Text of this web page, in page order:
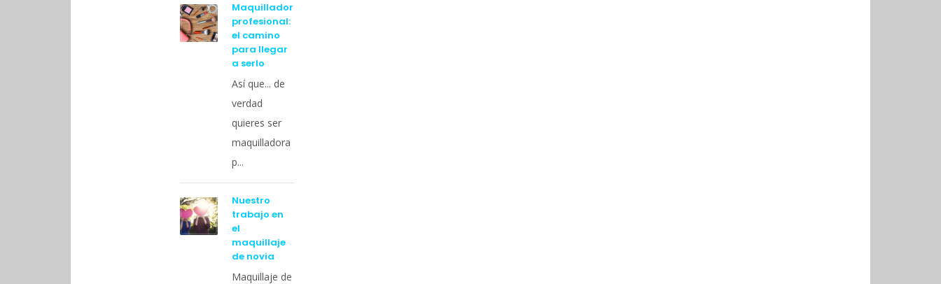
Maquilladora
profesional:
el camino
para llegar
a serlo
Así que... de
verdad
quieres ser
maquilladora
p...
Nuestro
trabajo en
el
maquillaje
de novia
Maquillaje de